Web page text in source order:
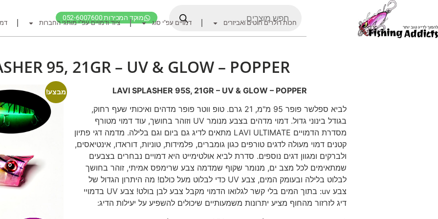
מוקד המכירות 052-6007600
דף הבית
דמויים מומלצים לדיג
חכות
רולרים
אביזרים לרולר
אביזרים מומלצים
קרסי דייג ואביזרים
חפש ציוד לפי מותג
חכות רולרים חוטים ואביזרים דמויים עפ"י סוג ציוד ודמויים עפ"י מותגי החברות
95, 21GR – UV & GLOW – POPPER
LAVI SPLASHER 95S, 21GR – UV & GLOW – POPPER
לביא ספלשר פופר 95 מ"מ, 21 גרם. טופ ווטר פופר מדהים ואיכותי שעף רחוק,
בגודל בינוני גדול. דמוי מדהים בצבע מנומר UV וזוהר בחושך, עוד דמוי מטורף
מסדרת הדמויים LAVI ULTIMATE מתאים לדיג גם ביום וגם בלילה. מדמה דגי פתיון
קטנים דמוי מעולה לדגים טורפים כגון גומברים, פלמידות, טוניות, דוראדו, אינטיאסים,
ולברקים ומגוון דגים נוספים. סדרת לביא אולטימייט היא דמויים נבחרים בצבעים
שמתאימים לכל מצב ים, מנומר שקוף שמדמה צבע שרימפס אמיתי, זוהר בחושך
לבלוט בלילה ובעומק המים, צבע UV כדי לבלוט מעל כולם! מה היתרון הגדול של
צבע uv: בתוך המים בלי קשר לגלואו הדמוי מקבל צבע לבן בולט! צבע UV בדמויי
דיג לזרזור מהחוף מציע יתרונות משמעותיים שיכולים להשפיע על יעילות הדיג:
מבצע!